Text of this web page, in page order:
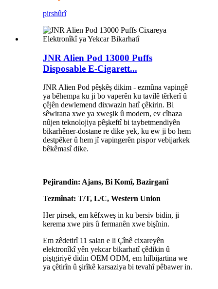
pirshûrî
JNR Alien Pod 13000 Puffs
Disposable E-Cigarett...
JNR Alien Pod pêşkêş dikim - ezmûna vapingê
ya bêhempa ku ji bo vaperên ku tavilê têrkerî û
çêjên dewlemend dixwazin hatî çêkirin. Bi
sêwirana xwe ya xweşik û modern, ev cîhaza
nûjen teknolojiya pêşkeftî bi taybetmendiyên
bikarhêner-dostane re dike yek, ku ew ji bo hem
destpêker û hem jî vapingerên pispor vebijarkek
bêkêmasî dike.
Pejirandin: Ajans, Bi Komî, Bazirganî
Tezmînat: T/T, L/C, Western Union
Her pirsek, em kêfxweş in ku bersiv bidin, ji
kerema xwe pirs û fermanên xwe bişînin.
Em zêdetirî 11 salan e li Çînê cixareyên
elektronîkî yên yekcar bikarhatî çêdikin û
piştgiriyê didin OEM ODM, em hilbijartina we
ya çêtirîn û şirîkê karsaziya bi tevahî pêbawer in.